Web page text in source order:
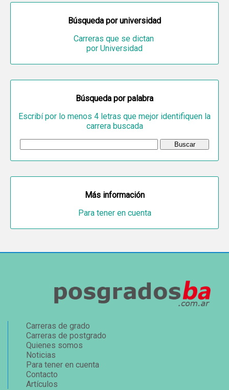
Búsqueda por universidad
Carreras que se dictan
por Universidad
Búsqueda por palabra
Escribí por lo menos 4 letras que mejor identifiquen la
carrera buscada
Más información
Para tener en cuenta
Carreras de grado
Carreras de postgrado
Quienes somos
Noticias
Para tener en cuenta
Contacto
Artículos